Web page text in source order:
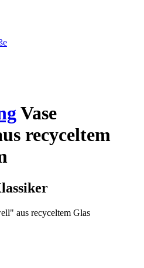
Vase
recyceltem
aus recyceltem Glas